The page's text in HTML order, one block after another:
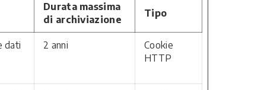
Durata massima
di archiviazione
Tipo
dati
2 anni
Cookie
HTTP